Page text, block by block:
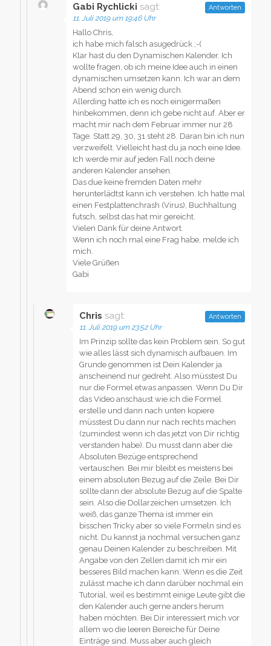
Gabi Rychlicki sagt:
11. Juli 2019 um 19:46 Uhr
Hallo Chris,
ich habe mich falsch asugedrück ;-(
Klar hast du den Dynamischen Kalender. Ich
wollte fragen, ob ich meine Idee auch in einen
dynamischen umsetzen kann. Ich war an dem
Abend schon ein wenig durch.
Allerding hatte ich es noch einigermaßen
hinbekommen, denn ich gebe nicht auf. Aber er
macht mir nach dem Februar immer nur 28
Tage. Statt 29, 30, 31 steht 28. Daran bin ich nun
verzweifelt. Vielleicht hast du ja noch eine Idee.
Ich werde mir auf jeden Fall noch deine
anderen Kalender ansehen.
Das due keine fremden Daten mehr
herunterlädtst kann ich verstehen. Ich hatte mal
einen Festplattenchrash (Virus), Buchhaltung
futsch, selbst das hat mir gereicht.
Vielen Dank für deine Antwort.
Wenn ich noch mal eine Frag habe, melde ich
mich.
Viele Grüßen
Gabi
Antworten
Chris sagt:
11. Juli 2019 um 23:52 Uhr
Im Prinzip sollte das kein Problem sein. So gut
wie alles lässt sich dynamisch aufbauen. Im
Grunde genommen ist Dein Kalender ja
anscheinend nur gedreht. Also müsstest Du
nur die Formel etwas anpassen. Wenn Du Dir
das Video anschaust wie ich die Formel
erstelle und dann nach unten kopiere
müsstest Du dann nur nach rechts machen
(zumindest wenn ich das jetzt von Dir richtig
verstanden habe). Du musst dann aber die
Absoluten Bezüge entsprechend
vertauschen. Bei mir bleibt es meistens bei
einem absoluten Bezug auf die Zeile. Bei Dir
sollte dann der absolute Bezug auf die Spalte
sein. Also die Dollarzeichen umsetzen. Ich
weiß, das ganze Thema ist immer ein
bisschen Tricky aber so viele Formeln sind es
nicht. Du kannst ja nochmal versuchen ganz
genau Deinen Kalender zu beschreiben. Mit
Angabe von den Zellen damit ich mir ein
besseres Bild machen kann. Wenn es die Zeit
zulässt mache ich dann darüber nochmal ein
Tutorial, weil es bestimmt einige Leute gibt die
den Kalender auch gerne anders herum
haben möchten. Bei Dir interessiert mich vor
allem wo die leeren Bereiche für Deine
Einträge sind. Muss aber auch gleich
Antworten